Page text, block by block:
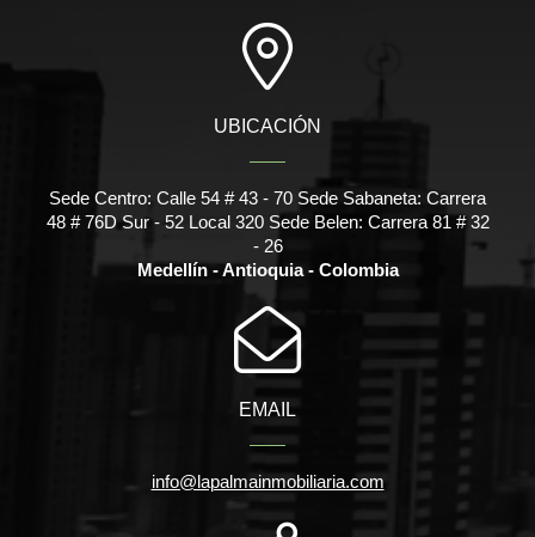
UBICACIÓN
Sede Centro: Calle 54 # 43 - 70 Sede Sabaneta: Carrera
48 # 76D Sur - 52 Local 320 Sede Belen: Carrera 81 # 32
- 26
Medellín - Antioquia - Colombia
EMAIL
info@lapalmainmobiliaria.com